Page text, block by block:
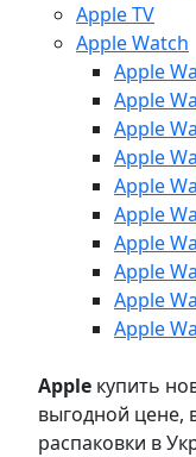
Apple TV
Apple Watch
Apple
Apple
Apple
Apple
Apple
Apple
Apple
Apple
Apple
Apple
Apple купить
выгодной цене,
распаковки в